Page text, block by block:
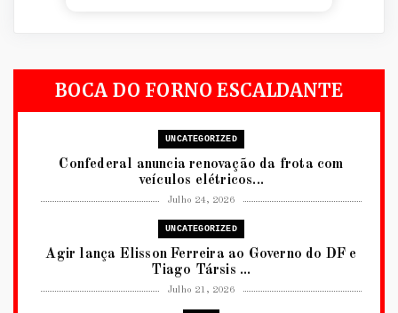
BOCA DO FORNO ESCALDANTE
UNCATEGORIZED
Confederal anuncia renovação da frota com
veículos elétricos...
Julho 24, 2026
UNCATEGORIZED
Agir lança Elisson Ferreira ao Governo do DF e
Tiago Társis ...
Julho 21, 2026